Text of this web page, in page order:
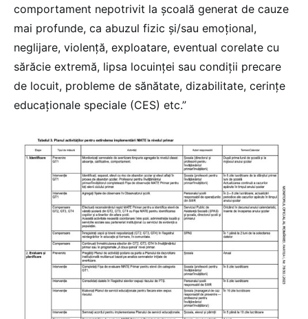
comportament nepotrivit la școală generat de cauze
mai profunde, ca abuzul fizic și/sau emoțional,
neglijare, violență, exploatare, eventual corelate cu
sărăcie extremă, lipsa locuinței sau condiții precare
de locuit, probleme de sănătate, dizabilitate, cerințe
educaționale speciale (CES) etc.”